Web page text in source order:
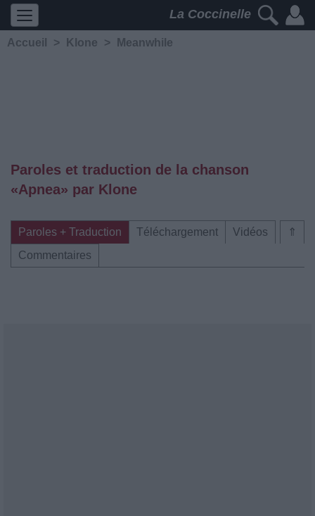
La Coccinelle
Accueil > Klone > Meanwhile
Paroles et traduction de la chanson
«Apnea» par Klone
⇑
Paroles + Traduction Téléchargement
Vidéos
Commentaires